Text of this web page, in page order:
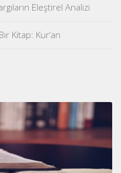
Eleştirel Analizi
Kitap: Kur’an